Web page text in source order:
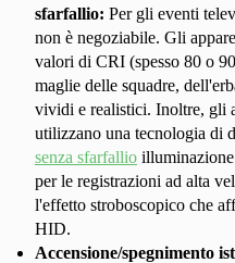
sfarfallio: Per gli eventi
non è negoziabile. Gli
valori di CRI (spesso 80 o
maglie delle squadre,
vividi e realistici. Inoltre, gli
utilizzano una tecnologia di
senza sfarfallio
per le registrazioni ad alta
l'effetto stroboscopico che
HID.
Accensione/spegnimento